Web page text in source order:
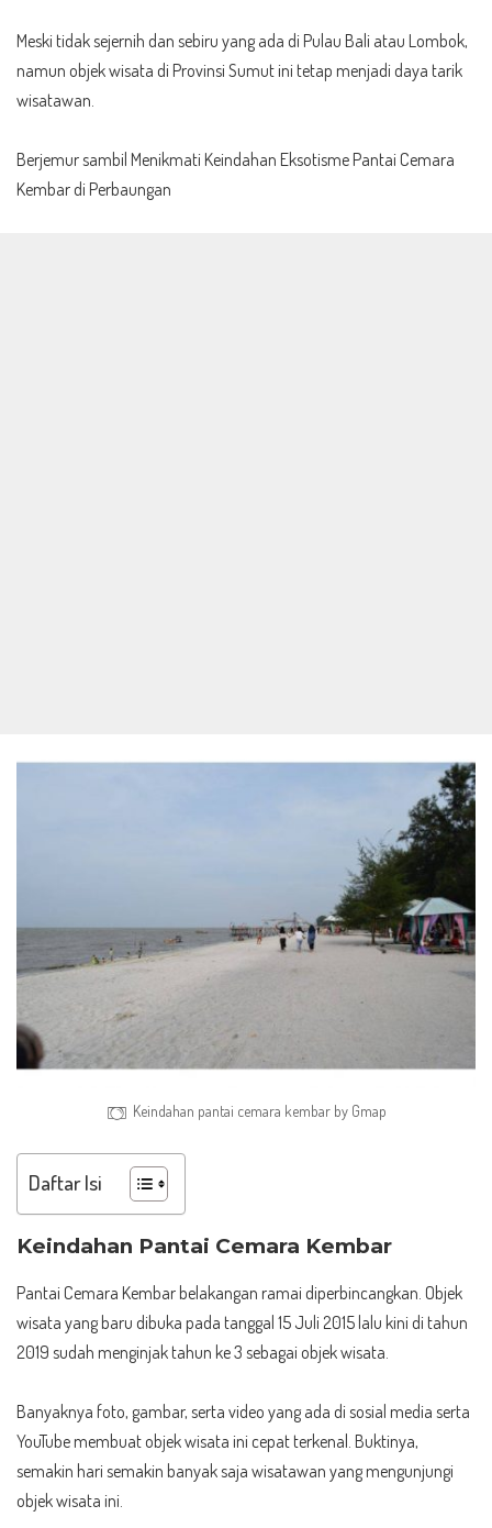
Meski tidak sejernih dan sebiru yang ada di Pulau Bali atau Lombok,
namun objek wisata di Provinsi Sumut ini tetap menjadi daya tarik
wisatawan.
Berjemur sambil Menikmati Keindahan Eksotisme Pantai Cemara
Kembar di Perbaungan
Keindahan pantai cemara kembar by Gmap
Daftar Isi
Keindahan Pantai Cemara Kembar
Pantai Cemara Kembar belakangan ramai diperbincangkan. Objek
wisata yang baru dibuka pada tanggal 15 Juli 2015 lalu kini di tahun
2019 sudah menginjak tahun ke 3 sebagai objek wisata.
Banyaknya foto, gambar, serta video yang ada di sosial media serta
YouTube membuat objek wisata ini cepat terkenal. Buktinya,
semakin hari semakin banyak saja wisatawan yang mengunjungi
objek wisata ini.